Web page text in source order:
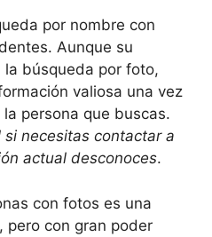
por nombre con
Aunque su
búsqueda por foto,
valiosa una vez
persona que buscas.
necesitas contactar a
actual desconoces.
con fotos es una
pero con gran poder